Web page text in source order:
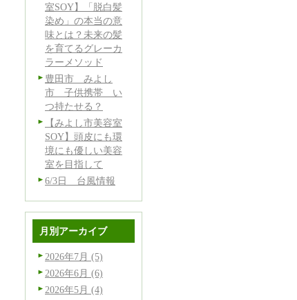
室SOY】「脱白髪
染め」の本当の意
味とは？未来の髪
を育てるグレーカ
ラーメソッド
豊田市 みよし
市 子供携帯 い
つ持たせる？
【みよし市美容室
SOY】頭皮にも環
境にも優しい美容
室を目指して
6/3日 台風情報
月別アーカイブ
2026年7月 (5)
2026年6月 (6)
2026年5月 (4)